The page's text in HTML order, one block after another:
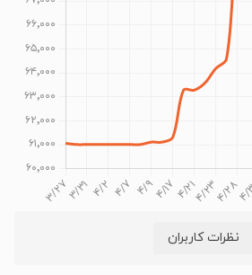
نظرات کاربران